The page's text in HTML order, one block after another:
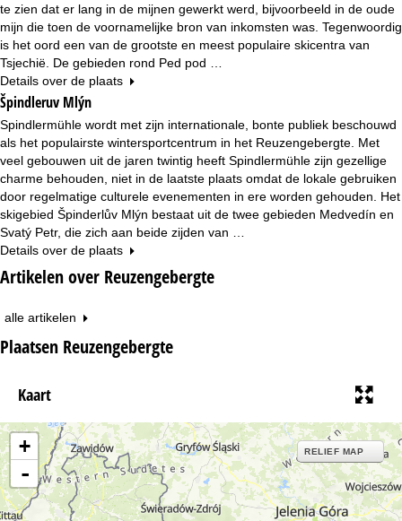
te zien dat er lang in de mijnen gewerkt werd, bijvoorbeeld in de oude
mijn die toen de voornamelijke bron van inkomsten was. Tegenwoordig
is het oord een van de grootste en meest populaire skicentra van
Tsjechië. De gebieden rond Ped pod …
Details over de plaats
Špindleruv Mlýn
Spindlermühle wordt met zijn internationale, bonte publiek beschouwd
als het populairste wintersportcentrum in het Reuzengebergte. Met
veel gebouwen uit de jaren twintig heeft Spindlermühle zijn gezellige
charme behouden, niet in de laatste plaats omdat de lokale gebruiken
door regelmatige culturele evenementen in ere worden gehouden. Het
skigebied Špinderlův Mlýn bestaat uit de twee gebieden Medvedín en
Svatý Petr, die zich aan beide zijden van …
Details over de plaats
Artikelen over Reuzengebergte
alle artikelen
Plaatsen Reuzengebergte
Kaart
+
-
RELIEF MAP